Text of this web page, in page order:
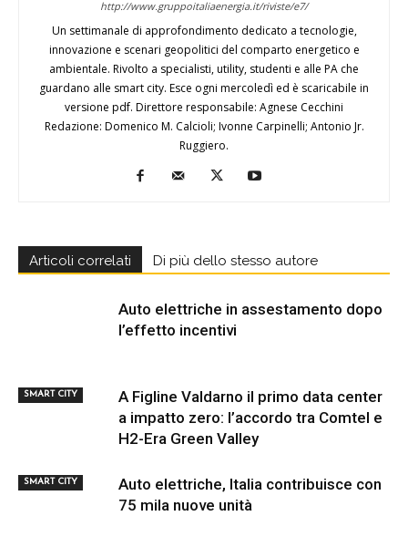
http://www.gruppoitaliaenergia.it/riviste/e7/
Un settimanale di approfondimento dedicato a tecnologie,
innovazione e scenari geopolitici del comparto energetico e
ambientale. Rivolto a specialisti, utility, studenti e alle PA che
guardano alle smart city. Esce ogni mercoledì ed è scaricabile in
versione pdf. Direttore responsabile: Agnese Cecchini
Redazione: Domenico M. Calcioli; Ivonne Carpinelli; Antonio Jr.
Ruggiero.
Articoli correlati Di più dello stesso autore
SMART CITY
Auto elettriche in assestamento dopo
l’effetto incentivi
SMART CITY
A Figline Valdarno il primo data center
a impatto zero: l’accordo tra Comtel e
H2-Era Green Valley
Auto elettriche, Italia contribuisce con
75 mila nuove unità